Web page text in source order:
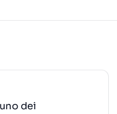
dei